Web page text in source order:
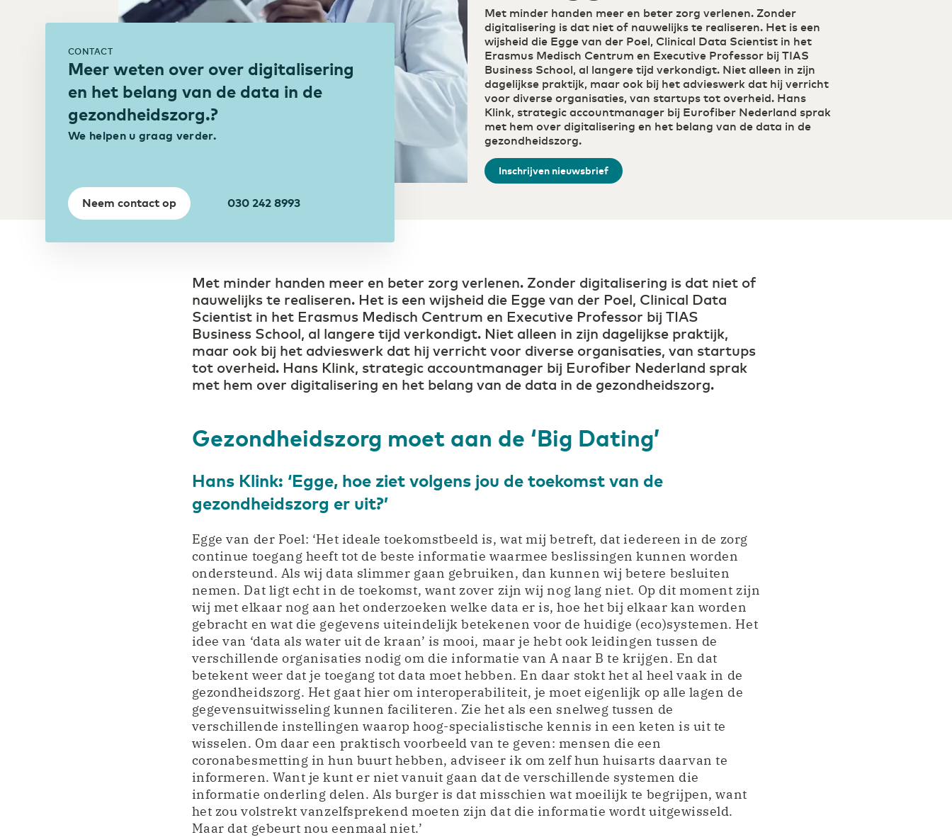
draadloos verder
Public Cloud
Waar connectiviteit en cloud
samenkomen
Bouw Transport & Logistiek
Sneller schakelen door
digitalisering
Met minder handen meer en beter zorg verlenen. Zonder
digitalisering is dat niet of nauwelijks te realiseren. Het is een
wijsheid die Egge van der Poel, Clinical Data Scientist in het
Erasmus Medisch Centrum en Executive Professor bij TIAS
Business School, al langere tijd verkondigt. Niet alleen in zijn
dagelijkse praktijk, maar ook bij het advieswerk dat hij verricht
voor diverse organisaties, van startups tot overheid. Hans
Klink, strategic accountmanager bij Eurofiber Nederland sprak
met hem over digitalisering en het belang van de data in de
gezondheidszorg.
Inschrijven nieuwsbrief
CONTACT
Meer weten over over digitalisering
en het belang van de data in de
gezondheidszorg.?
We helpen u graag verder.
Neem contact op 030 242 8993
Met minder handen meer en beter zorg verlenen. Zonder digitalisering is dat niet of
nauwelijks te realiseren. Het is een wijsheid die Egge van der Poel, Clinical Data
Scientist in het Erasmus Medisch Centrum en Executive Professor bij TIAS
Business School, al langere tijd verkondigt. Niet alleen in zijn dagelijkse praktijk,
maar ook bij het advieswerk dat hij verricht voor diverse organisaties, van startups
tot overheid. Hans Klink, strategic accountmanager bij Eurofiber Nederland sprak
met hem over digitalisering en het belang van de data in de gezondheidszorg.
Gezondheidszorg moet aan de ‘Big Dating’
Hans Klink: ‘Egge, hoe ziet volgens jou de toekomst van de
gezondheidszorg er uit?’
Egge van der Poel: ‘Het ideale toekomstbeeld is, wat mij betreft, dat iedereen in de zorg
continue toegang heeft tot de beste informatie waarmee beslissingen kunnen worden
ondersteund. Als wij data slimmer gaan gebruiken, dan kunnen wij betere besluiten
nemen. Dat ligt echt in de toekomst, want zover zijn wij nog lang niet. Op dit moment zijn
wij met elkaar nog aan het onderzoeken welke data er is, hoe het bij elkaar kan worden
gebracht en wat die gegevens uiteindelijk betekenen voor de huidige (eco)systemen. Het
idee van ‘data als water uit de kraan’ is mooi, maar je hebt ook leidingen tussen de
verschillende organisaties nodig om die informatie van A naar B te krijgen. En dat
betekent weer dat je toegang tot data moet hebben. En daar stokt het al heel vaak in de
gezondheidszorg. Het gaat hier om interoperabiliteit, je moet eigenlijk op alle lagen de
gegevensuitwisseling kunnen faciliteren. Zie het als een snelweg tussen de
verschillende instellingen waarop hoog-specialistische kennis in een keten is uit te
wisselen. Om daar een praktisch voorbeeld van te geven: mensen die een
coronabesmetting in hun buurt hebben, adviseer ik om zelf hun huisarts daarvan te
informeren. Want je kunt er niet vanuit gaan dat de verschillende systemen die
informatie onderling delen. Als burger is dat misschien wat moeilijk te begrijpen, want
het zou volstrekt vanzelfsprekend moeten zijn dat die informatie wordt uitgewisseld.
Maar dat gebeurt nou eenmaal niet.’